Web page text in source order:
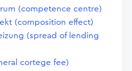
(competence centre)
(composition effect)
(spread of lending
cortege fee)